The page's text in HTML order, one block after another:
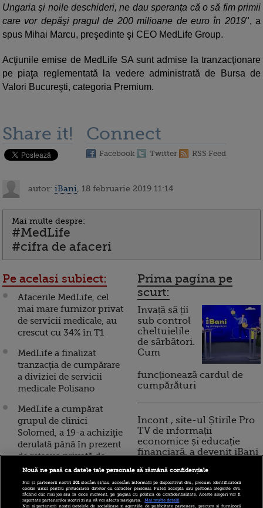
Ungaria şi noile deschideri, ne dau speranţa că o să fim primii
care vor depăşi pragul de 200 milioane de euro în 2019", a
spus Mihai Marcu, preşedinte şi CEO MedLife Group.
Acţiunile emise de MedLife SA sunt admise la tranzacţionare
pe piaţa reglementată la vedere administrată de Bursa de
Valori Bucureşti, categoria Premium.
Share it! Connect
Facebook Twitter RSS Feed
autor: iBani , 18 februarie 2019 11:14
Mai multe despre:
#MedLife
#cifra de afaceri
Pe acelasi subiect:
Afacerile MedLife, cel
mai mare furnizor privat
de servicii medicale, au
crescut cu 34% în T1
MedLife a finalizat
tranzacţia de cumpărare
a diviziei de servicii
medicale Polisano
MedLife a cumpărat
grupul de clinici
Solomed, a 19-a achiziţie
derulată până în prezent
de rețeaua privată de
servicii medicale
MedLife achiziționează
Ghencea Medical Center
Prima pagina pe
scurt:
Invață să ții
sub control
cheltuielile
de sărbători.
Cum
funcționează cardul de
cumpărături
Incont , site-ul Știrile Pro
TV de informații
economice și educație
financiară, a devenit iBani
10 reguli pentru decizii
financiare inteligente
Nouă ne pasă ca datele tale personale să rămână confidențiale
Noi și partenerii noștri201stocăm și/sau accesăm informații pe dispozitivul dvs., precum identificatorii
cookie unici pentru prelucrarea datelor cu caracter personal. Puteți accepta sau gestiona alegerile dvs.
făcând clic mai jos sau în orice moment, pe pagina cu politica de confidențialitate. Aceste alegeri vor fi
raportate partenerilor noștri și nu vă vor afecta navigarea.
Mai multe detalii
Noi si partenerii nostri (retelele de socializare si agentiile de publicitate partenere, precum si furnizorii